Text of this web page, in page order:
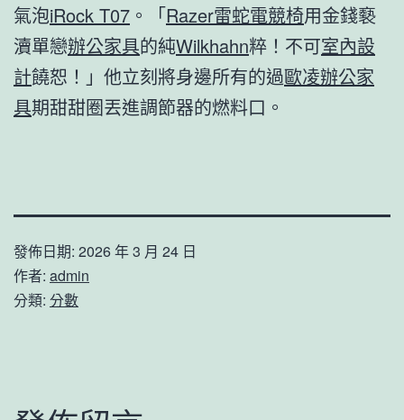
氣泡iRock T07 。「Razer雷蛇電競椅用金錢褻
瀆單戀辦公家具的純Wilkhahn粹！不可室內設
計饒恕！」他立刻將身邊所有的過歐凌辦公家
具期甜甜圈丟進調節器的燃料口。
發佈日期: 2026 年 3 月 24 日
作者: admin
分類: 分數